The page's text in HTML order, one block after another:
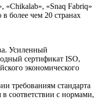
«Chikalab», «Snaq Fabriq»
более чем 20 странах
Усиленный
сертификат ISO,
экономического
требованиям стандарта
соответствии с нормами,